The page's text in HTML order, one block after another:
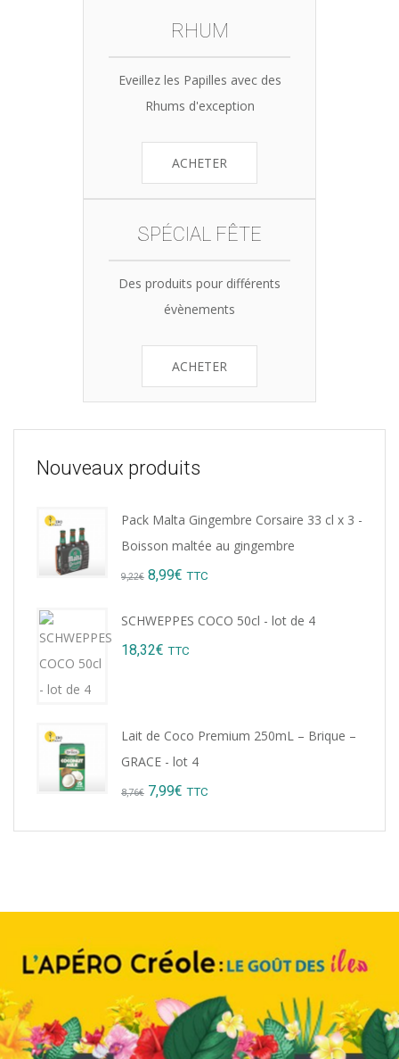
RHUM
Eveillez les Papilles avec des
Rhums d'exception
ACHETER
SPÉCIAL FÊTE
Des produits pour différents
évènements
ACHETER
Nouveaux produits
Pack Malta Gingembre Corsaire 33 cl x 3 -
Boisson maltée au gingembre
9,22€ Original
8,99€ Current
TTC
SCHWEPPES COCO 50cl - lot de 4
18,32€ TTC
Lait de Coco Premium 250mL – Brique –
GRACE - lot 4
8,76€ Original
7,99€ Current
TTC